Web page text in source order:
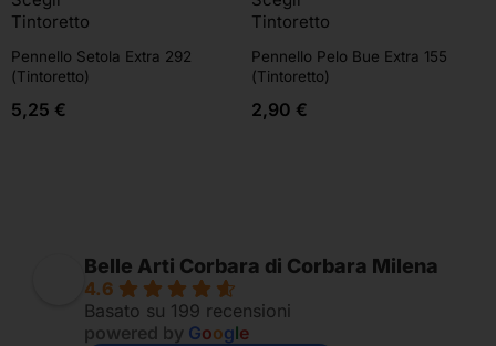
Tintoretto
Pennello Setola Extra 292
(Tintoretto)
5,25 €
Tintoretto
Pennello Pelo Bue Extra 155
(Tintoretto)
2,90 €
Belle Arti Corbara di Corbara Milena
4.6
Basato su 199 recensioni
powered by Google